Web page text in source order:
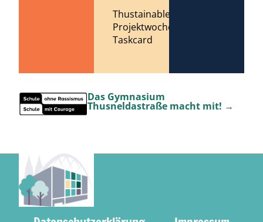
Thustainable
Projektwoche
Taskcard
Das Gymnasium
Thusneldastraße macht mit! →